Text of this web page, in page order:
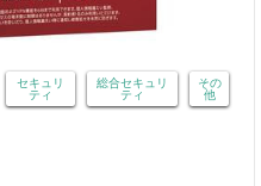
セキュリ
ティ
総合セキュリ
ティ
その
他